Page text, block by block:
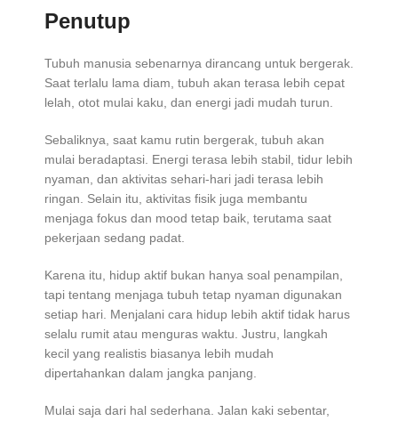
Penutup
Tubuh manusia sebenarnya dirancang untuk bergerak.
Saat terlalu lama diam, tubuh akan terasa lebih cepat
lelah, otot mulai kaku, dan energi jadi mudah turun.
Sebaliknya, saat kamu rutin bergerak, tubuh akan
mulai beradaptasi. Energi terasa lebih stabil, tidur lebih
nyaman, dan aktivitas sehari-hari jadi terasa lebih
ringan. Selain itu, aktivitas fisik juga membantu
menjaga fokus dan mood tetap baik, terutama saat
pekerjaan sedang padat.
Karena itu, hidup aktif bukan hanya soal penampilan,
tapi tentang menjaga tubuh tetap nyaman digunakan
setiap hari. Menjalani cara hidup lebih aktif tidak harus
selalu rumit atau menguras waktu. Justru, langkah
kecil yang realistis biasanya lebih mudah
dipertahankan dalam jangka panjang.
Mulai saja dari hal sederhana. Jalan kaki sebentar,